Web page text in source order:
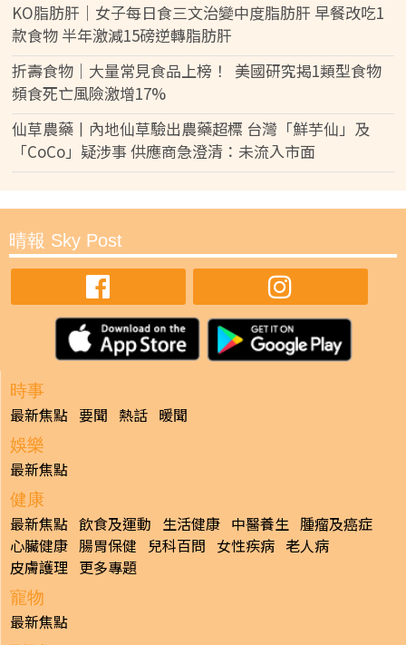
KO脂肪肝｜女子每日食三文治變中度脂肪肝 早餐改吃1
款食物 半年激減15磅逆轉脂肪肝
折壽食物｜大量常見食品上榜！ 美國研究揭1類型食物
頻食死亡風險激增17%
仙草農藥丨內地仙草驗出農藥超標 台灣「鮮芋仙」及
「CoCo」疑涉事 供應商急澄清：未流入市面
晴報 Sky Post
時事
最新焦點 要聞 熱話 暖聞
娛樂
最新焦點
健康
最新焦點 飲食及運動 生活健康 中醫養生 腫瘤及癌症
心臟健康 腸胃保健 兒科百問 女性疾病 老人病
皮膚護理 更多專題
寵物
最新焦點